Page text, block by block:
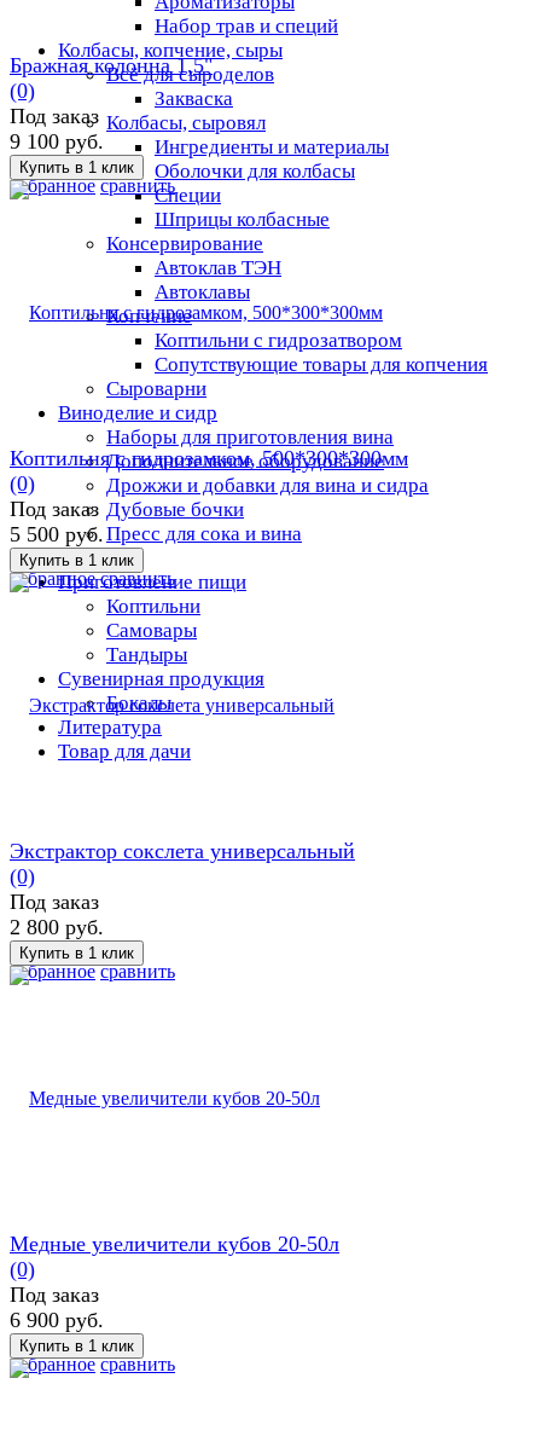
Набор трав и специй
Колбасы, копчение, сыры
Всё для сыроделов
Закваска
Колбасы, сыровял
Ингредиенты и материалы
Оболочки для колбасы
Специи
Шприцы колбасные
Консервирование
Автоклав ТЭН
Автоклавы
Копчение
Коптильни с гидрозатвором
Сопутствующие товары для копчения
Сыроварни
Виноделие и сидр
Наборы для приготовления вина
Дополнительное оборудование
Дрожжи и добавки для вина и сидра
Дубовые бочки
Пресс для сока и вина
Услуги
Приготовление пищи
Коптильни
Самовары
Тандыры
Сувенирная продукция
Бокалы
Литература
Товар для дачи
избранное сравнить
Бражная колонна 1,5"
(0)
Под заказ
9 100 руб.
избранное сравнить
Коптильня с гидрозамком, 500*300*300мм
(0)
Под заказ
5 500 руб.
избранное сравнить
Экстрактор сокслета универсальный
(0)
Под заказ
2 800 руб.
избранное сравнить
Медные увеличители кубов 20-50л
(0)
Под заказ
6 900 руб.